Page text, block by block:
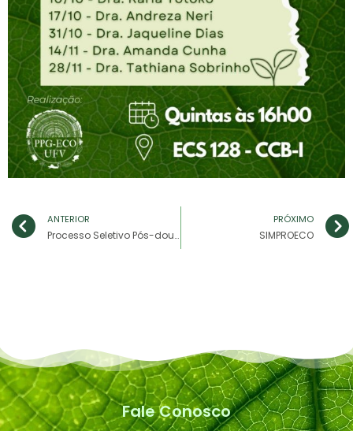
ANTERIOR
Processo Seletivo Pós-doutorado
PRÓXIMO
SIMPROECO
Fale Conosco